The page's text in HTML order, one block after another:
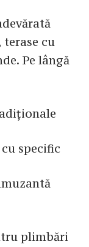
terase cu
Pe lângă
specific
plimbări